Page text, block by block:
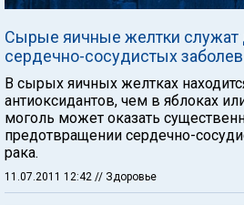
Сырые яичные желтки служат
сердечно-сосудистых
В сырых яичных желтках
антиоксидантов, чем в яблоках
моголь может оказать
предотвращении сердечно-
рака.
11.07.2011 12:42 // Здоровье